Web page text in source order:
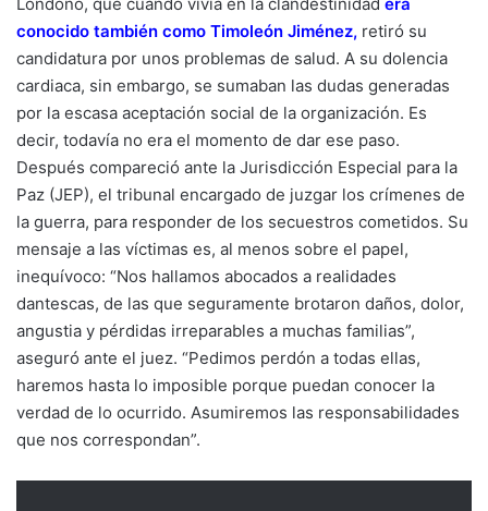
conocido también como Timoleón Jiménez, retiró su
candidatura por unos problemas de salud. A su dolencia
cardiaca, sin embargo, se sumaban las dudas generadas
por la escasa aceptación social de la organización. Es
decir, todavía no era el momento de dar ese paso.
Después compareció ante la Jurisdicción Especial para la
Paz (JEP), el tribunal encargado de juzgar los crímenes de
la guerra, para responder de los secuestros cometidos. Su
mensaje a las víctimas es, al menos sobre el papel,
inequívoco: “Nos hallamos abocados a realidades
dantescas, de las que seguramente brotaron daños, dolor,
angustia y pérdidas irreparables a muchas familias”,
aseguró ante el juez. “Pedimos perdón a todas ellas,
haremos hasta lo imposible porque puedan conocer la
verdad de lo ocurrido. Asumiremos las responsabilidades
que nos correspondan”.